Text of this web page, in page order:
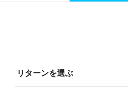
リターンを選ぶ